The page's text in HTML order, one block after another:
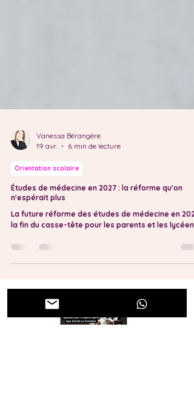
19 avr.
6 min de lecture
Orientation scolaire
Études de médecine en 2027 : la réforme qu'on
n'espérait plus
la fin du casse-tête pour les parents et les